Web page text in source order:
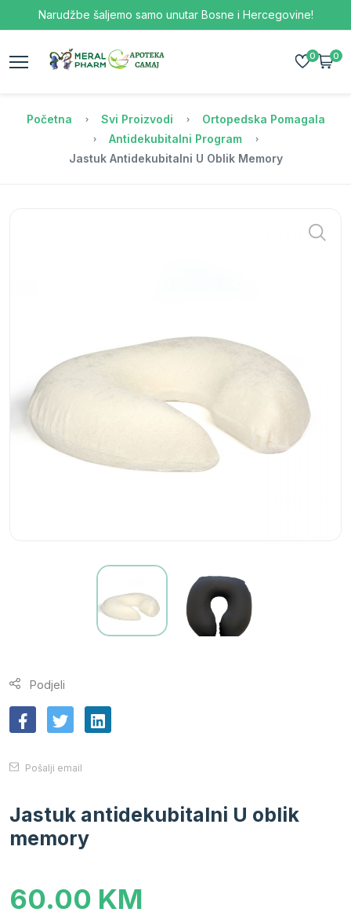
Narudžbe šaljemo samo unutar Bosne i Hercegovine!
0 0
Početna Svi Proizvodi
Ortopedska Pomagala
Antidekubitalni Program
Jastuk Antidekubitalni U Oblik Memory
Podjeli
Pošalji email
Jastuk antidekubitalni U oblik
memory
60.00 KM